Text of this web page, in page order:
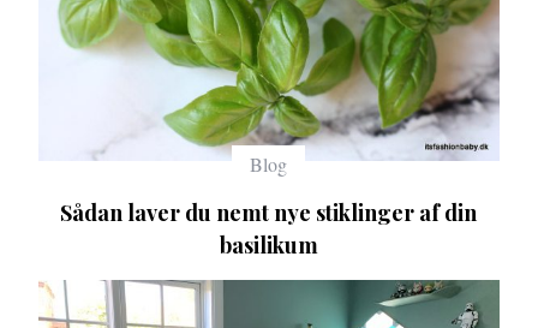
Blog
Sådan laver du nemt nye stiklinger af din
basilikum